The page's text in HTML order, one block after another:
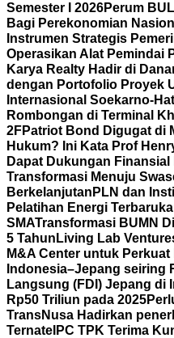
Semester I 2026Perum
Bagi Perekonomian
Instrumen Strategis
Operasikan Alat Pemindai
Karya Realty Hadir di
dengan Portofolio Proyek
Internasional Soekarno-
Rombongan di Terminal
2FPatriot Bond Digugat di
Hukum? Ini Kata Prof
Dapat Dukungan
Transformasi Menuju
Berkelanjutan PLN dan
Pelatihan Energi
SMATransformasi BUMN
5 Tahun Living Lab
M&A Center untuk
Indonesia–Jepang seiring
Langsung (FDI) Jepang di
Rp50 Triliun pada 2025
TransNusa Hadirkan
Ternate IPC TPK Terima